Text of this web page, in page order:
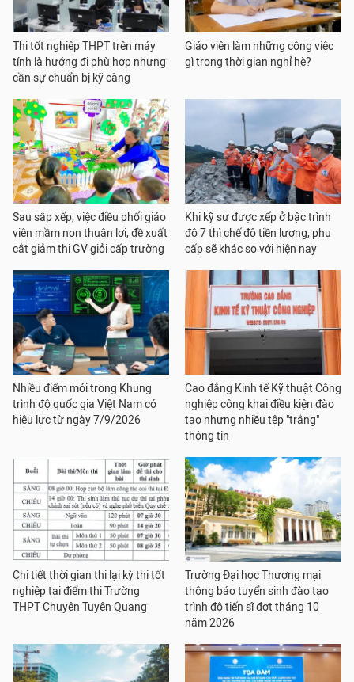
Thi tốt nghiệp THPT trên máy
tính là hướng đi phù hợp nhưng
cần sự chuẩn bị kỹ càng
Giáo viên làm những công việc
gì trong thời gian nghỉ hè?
Sau sắp xếp, việc điều phối giáo
viên mầm non thuận lợi, đề xuất
cắt giảm thi GV giỏi cấp trường
Khi kỹ sư được xếp ở bậc trình
độ 7 thì chế độ tiền lương, phụ
cấp sẽ khác so với hiện nay
Nhiều điểm mới trong Khung
trình độ quốc gia Việt Nam có
hiệu lực từ ngày 7/9/2026
Cao đẳng Kinh tế Kỹ thuật Công
nghiệp công khai điều kiện đào
tạo nhưng nhiều tệp "trắng"
thông tin
Chi tiết thời gian thi lại kỳ thi tốt
nghiệp tại điểm thi Trường
THPT Chuyên Tuyên Quang
Trường Đại học Thương mại
thông báo tuyển sinh đào tạo
trình độ tiến sĩ đợt tháng 10
năm 2026